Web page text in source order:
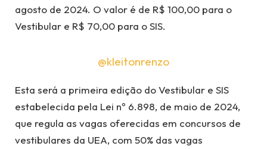
agosto de 2024. O valor é de R$ 100,00 para o
Vestibular e R$ 70,00 para o SIS.
@kleitonrenzo
Esta será a primeira edição do Vestibular e SIS
estabelecida pela Lei nº 6.898, de maio de 2024,
que regula as vagas oferecidas em concursos de
vestibulares da UEA, com 50% das vagas